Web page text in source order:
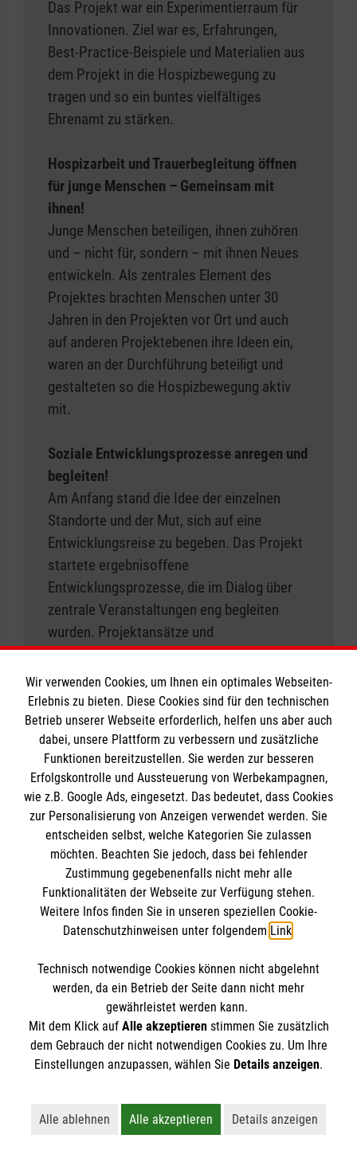
Das Projekt war ein Experimentierraum für
Innovationen. Ziel war es, Erfahrungen,
Best-Practice-Beispiele und Materialien aus
dem Projekt in die Hospizbewegung zu
tragen und so ein buntes vielfältiges
Ehrenamt zu stärken.
Hospizarbeit und Trauerbegleitung öffnen
für junge Menschen – Gemeinsam mit
ihnen!
Junge Menschen beteiligen, ihnen zuhören
und – nicht für, sondern – mit ihnen Neues
entwickeln. Als zentrales Element des
Projektes brachten Menschen unter 30
Jahren in den Projekten vor Ort und auch
auf anderen Projektebenen ihre Ideen ein,
waren an der Durchführung beteiligt und
gestalteten so die Hospizbewegung aktiv
mit.
Soziale Entwicklungsprozesse anregen und
begleiten!
Am Anfang stand die Idee der einzelnen
Standorte und der Mut, sich auf eine
Entwicklungsreise zu begeben. Das Projekt
startete ergebnisoffene
Entwicklungsprozesse, die im Dialog über
zentrale Veranstaltungen eng begleiten
wurden. Projektansätze und
Umsetzungsschritte wurden gemeinsam in
der Gruppe aller Standorte mit einem
wissenschaftlichen Team reflektiert und
angepasst – manche Idee sogar verworfen
und ein neuer Weg eingeschlagen. Auch aus
diesem vermeintlichen „Scheitern“ oder
„Unfertigen“ leitet das Projekt seine
Erkenntnisse ab.
Das Projekt bot den Diensten an den
Standorten einen Rahmen, der Sicherheit
vermittelt und Qualität gesichert und
gleichzeitig Freiräume für Kreativität und
gefördert von und in Kooperation mit
Wir verwenden Cookies, um Ihnen ein optimales Webseiten-
Erlebnis zu bieten. Diese Cookies sind für den technischen
Betrieb unserer Webseite erforderlich, helfen uns aber auch
dabei, unsere Plattform zu verbessern und zusätzliche
Funktionen bereitzustellen. Sie werden zur besseren
Erfolgskontrolle und Aussteuerung von Werbekampagnen,
wie z.B. Google Ads, eingesetzt. Das bedeutet, dass Cookies
zur Personalisierung von Anzeigen verwendet werden. Sie
entscheiden selbst, welche Kategorien Sie zulassen
möchten. Beachten Sie jedoch, dass bei fehlender
Zustimmung gegebenenfalls nicht mehr alle
Funktionalitäten der Webseite zur Verfügung stehen.
Weitere Infos finden Sie in unseren speziellen Cookie-
Datenschutzhinweisen unter folgendem Link.
Technisch notwendige Cookies können nicht abgelehnt
werden, da ein Betrieb der Seite dann nicht mehr
gewährleistet werden kann.
Mit dem Klick auf Alle akzeptierenstimmen Sie zusätzlich
dem Gebrauch der nicht notwendigen Cookies zu. Um Ihre
Einstellungen anzupassen, wählen Sie Details anzeigen.
Alle ablehnen
Lehnt alle nicht-essentiellen Cookies ab
Alle akzeptieren
Akzeptiert alle Cookies
Details anzeigen